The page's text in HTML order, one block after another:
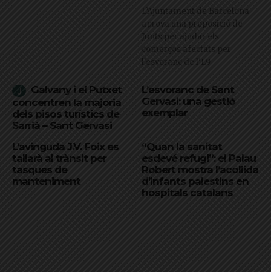
L’Ajuntament de Barcelona
aprova una proposició de
Junts per ajudar els
comerços afectats per
l'esvoranc de l'L9
Galvany i el Putxet
concentren la majoria
dels pisos turístics de
Sarrià – Sant Gervasi
L’esvoranc de Sant
Gervasi: una gestió
exemplar
L’avinguda J.V. Foix es
tallarà al trànsit per
tasques de
manteniment
“Quan la sanitat
esdevé refugi”: el Palau
Robert mostra l’acollida
d’infants palestins en
hospitals catalans